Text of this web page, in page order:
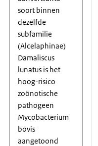
soort binnen
dezelfde
subfamilie
(Alcelaphinae)
Damaliscus
lunatus is het
hoog-risico
zoönotische
pathogeen
Mycobacterium
bovis
aangetoond